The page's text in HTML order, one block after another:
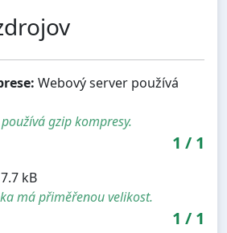
Webový server používá
gzip kompresy.
1 / 1
7.7 kB
má přiměřenou velikost.
1 / 1